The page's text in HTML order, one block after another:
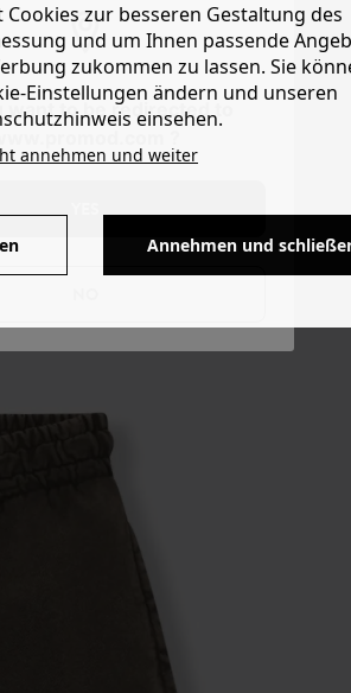
want to be redirected to
zur besseren Gestaltung des
und um Ihnen passende
zukommen zu lassen. Sie
Einstellungen ändern und unseren
einsehen.
annehmen und weiter
Annehmen und